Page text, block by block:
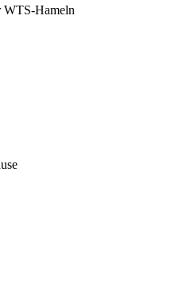
WTS-Hameln